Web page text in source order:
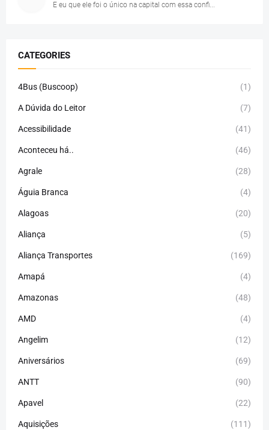
E eu que ele foi o único na capital com essa confi...
CATEGORIES
4Bus (Buscoop) (1)
A Dúvida do Leitor (7)
Acessibilidade (41)
Aconteceu há.. (46)
Agrale (28)
Águia Branca (4)
Alagoas (20)
Aliança (5)
Aliança Transportes (169)
Amapá (4)
Amazonas (48)
AMD (4)
Angelim (12)
Aniversários (69)
ANTT (90)
Apavel (22)
Aquisições (111)